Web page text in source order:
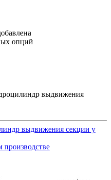
опций
выдвижения
выдвижения секции у
производстве